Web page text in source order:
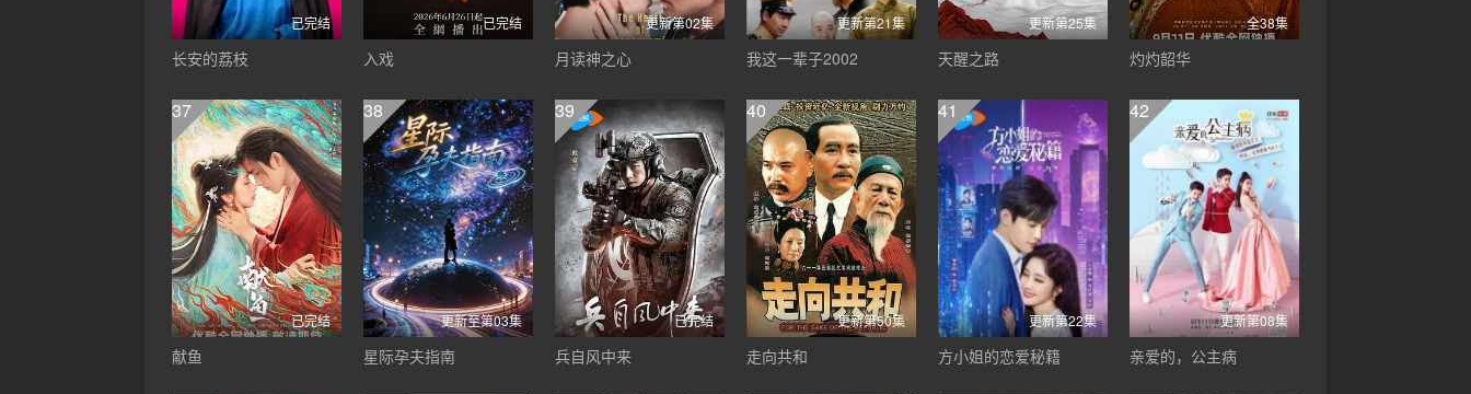
已完结
长安的荔枝
已完结
入戏
更新第02集
月读神之心
更新第21集
我这一辈子2002
更新第25集
天醒之路
全38集
灼灼韶华
37
已完结
献鱼
38
更新至第03集
星际孕夫指南
39
已完结
兵自风中来
40
更新第50集
走向共和
41
更新第22集
方小姐的恋爱秘籍
42
更新第08集
亲爱的，公主病